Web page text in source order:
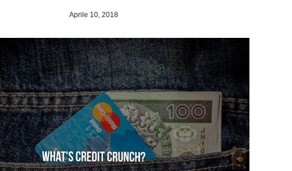
Aprile 10, 2018